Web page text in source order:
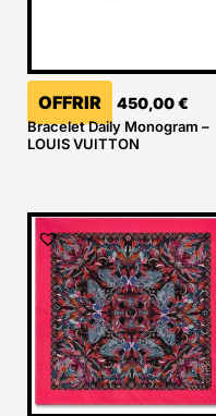
OFFRIR 450,00€
Bracelet Daily Monogram –
LOUIS VUITTON